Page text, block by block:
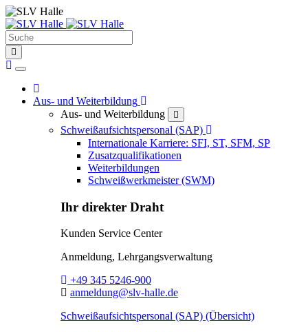
Suche
Home
Aus- und Weiterbildung
Aus- und Weiterbildung
Schweißaufsichtspersonal (SAP) Toggle Dropdown
Internationale Karriere: SFI, ST, SFM, SP
Zusatzqualifikationen
Weiterbildungen
Schweißwerkmeister (SWM)
Ihr direkter Draht
Kunden Service Center
Anmeldung, Lehrgangsverwaltung
Telefon:
+49 345 5246-900
E-Mail:
anmeldung@slv-halle.de
Schweißaufsichtspersonal (SAP) (Übersicht)